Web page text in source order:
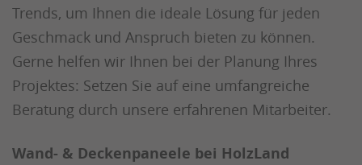
Trends, um Ihnen die ideale Lösung für jeden
Geschmack und Anspruch bieten zu können.
Gerne helfen wir Ihnen bei der Planung Ihres
Projektes: Setzen Sie auf eine umfangreiche
Beratung durch unsere erfahrenen Mitarbeiter.
Wand- & Deckenpaneele bei HolzLand